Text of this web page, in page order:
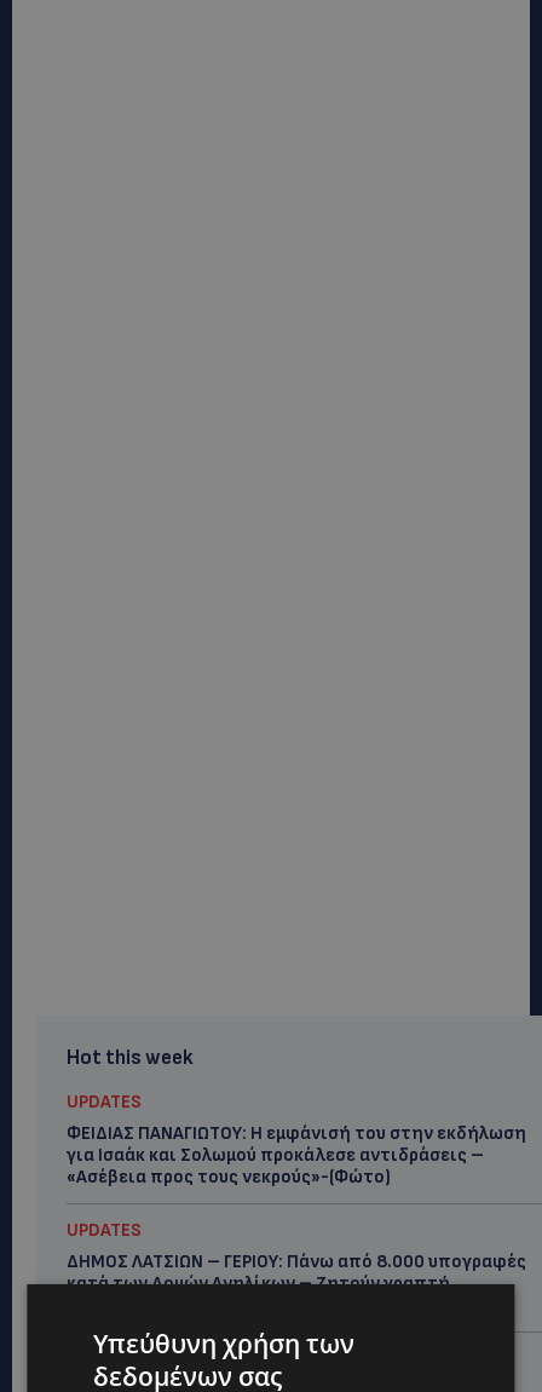
Hot this week
UPDATES
ΦΕΙΔΙΑΣ ΠΑΝΑΓΙΩΤΟΥ: Η εμφάνισή του στην εκδήλωση
για Ισαάκ και Σολωμού προκάλεσε αντιδράσεις –
«Ασέβεια προς τους νεκρούς»-(Φώτο)
UPDATES
ΔΗΜΟΣ ΛΑΤΣΙΩΝ – ΓΕΡΙΟΥ: Πάνω από 8.000 υπογραφές
κατά των Δομών Ανηλίκων – Ζητούν γραπτή
UPDATES
Υπεύθυνη χρήση των
δεδομένων σας